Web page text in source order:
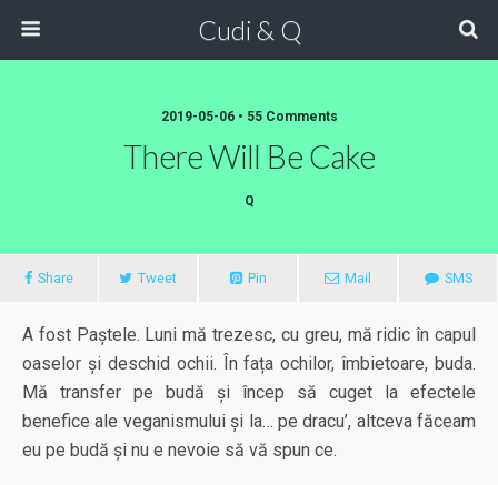
Cudi & Q
2019-05-06 • 55 Comments
There Will Be Cake
Q
Share Tweet Pin Mail SMS
A fost Paștele. Luni mă trezesc, cu greu, mă ridic în capul
oaselor și deschid ochii. În fața ochilor, îmbietoare, buda.
Mă transfer pe budă și încep să cuget la efectele
benefice ale veganismului și la… pe dracu’, altceva făceam
eu pe budă și nu e nevoie să vă spun ce.